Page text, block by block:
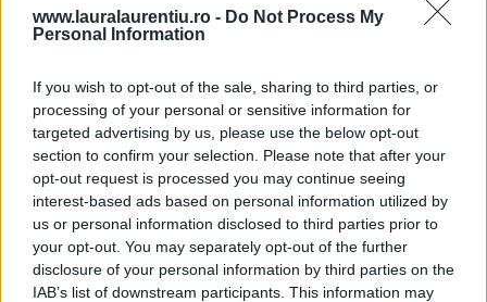
www.lauralaurentiu.ro - Do Not Process My
Personal Information
If you wish to opt-out of the sale, sharing to third parties, or
processing of your personal or sensitive information for
targeted advertising by us, please use the below opt-out
section to confirm your selection. Please note that after your
opt-out request is processed you may continue seeing
interest-based ads based on personal information utilized by
us or personal information disclosed to third parties prior to
your opt-out. You may separately opt-out of the further
disclosure of your personal information by third parties on the
IAB’s list of downstream participants. This information may